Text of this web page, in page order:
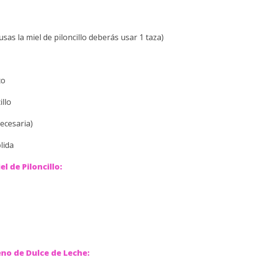
la miel de piloncillo deberás usar 1 taza)
de Piloncillo:
de Dulce de Leche: